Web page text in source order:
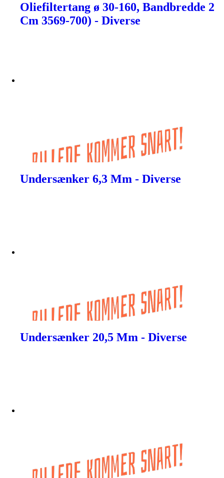
Oliefiltertang ø 30-160, Bandbredde 2
Cm 3569-700) - Diverse
Undersænker 6,3 Mm - Diverse
Undersænker 20,5 Mm - Diverse